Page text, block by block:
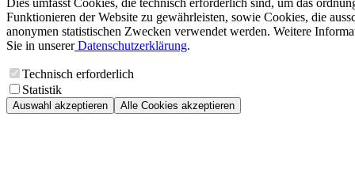
Dies umfasst Cookies, die technisch erforderlich sind, um das
Funktionieren der Website zu gewährleisten, sowie Cookies, die
anonymen statistischen Zwecken verwendet werden. Weitere
Sie in unsererDatenschutzerklärung.
Technisch erforderlich
Statistik
Auswahl akzeptieren Alle Cookies akzeptieren